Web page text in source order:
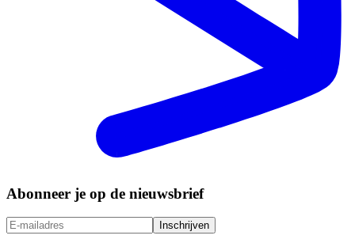
Abonneer je op de nieuwsbrief
Inschrijven